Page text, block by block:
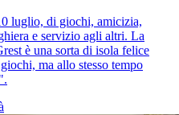
luglio, di giochi, amicizia,
e servizio agli altri. La
è una sorta di isola felice
ma allo stesso tempo